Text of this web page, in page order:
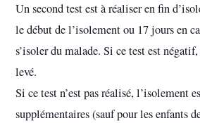
Un second test est à réaliser en fin
le début de l’isolement ou 17 jours en
s’isoler du malade. Si ce test est
levé.
Si ce test n’est pas réalisé, l’isolement
supplémentaires (sauf pour les enfants